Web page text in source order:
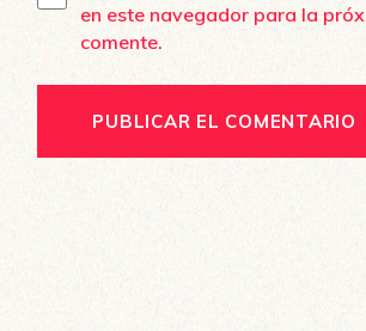
en este navegador para la
comente.
PUBLICAR EL COMENTARIO